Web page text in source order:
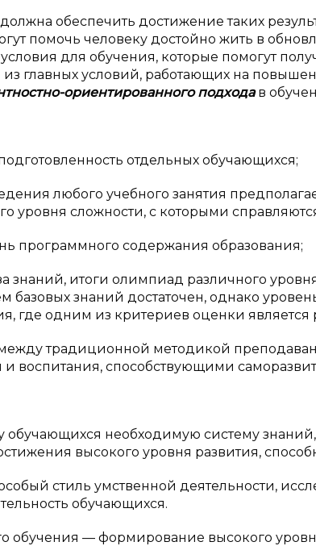
обеспечить достижение таких
помочь человеку достойно жить в
для обучения, которые помогут
главных условий, работающих на
ориентированного подходав
отдельных обучающихся;
любого учебного занятия
уровня сложности, с которыми
содержания образования;
итоги олимпиад различного
базовых знаний достаточен, однако
где одним из критериев оценки
традиционной методикой
и воспитания, способствующими
необходимую систему знаний,
высокого уровня развития,
стиль умственной деятельности,
обучающихся.
обучения — формирование высокого